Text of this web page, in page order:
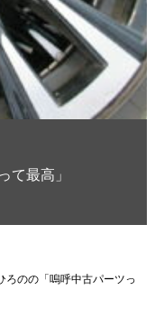
て最高」
ろのの「嗚呼中古パーツっ